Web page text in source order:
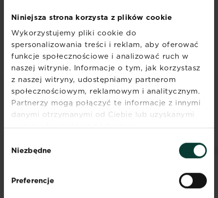
Niniejsza strona korzysta z plików cookie
Wykorzystujemy pliki cookie do
spersonalizowania treści i reklam, aby oferować
funkcje społecznościowe i analizować ruch w
naszej witrynie. Informacje o tym, jak korzystasz
z naszej witryny, udostępniamy partnerom
społecznościowym, reklamowym i analitycznym.
Partnerzy mogą połączyć te informacje z innymi
danymi otrzymanymi od Ciebie lub uzyskanymi
podczas korzystania z ich usług.
zgody
Niezbędne
Preferencje
Dokumenty
POWIĄZANE
PRODUKTY